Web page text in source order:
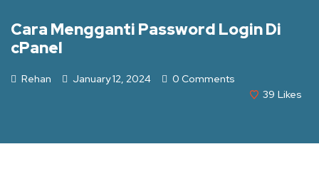
Cara Mengganti Password Login Di
cPanel
Rehan January 12, 2024
0 Comments
39 Likes